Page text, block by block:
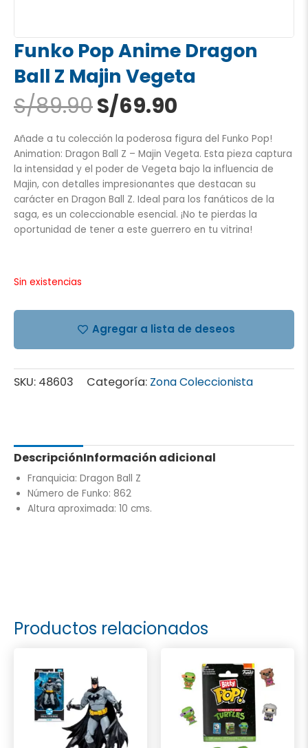
Funko Pop Anime Dragon
Ball Z Majin Vegeta
S/89.90El
precio
original
era:
S/89.90.
S/69.90
actual
es:
S/69.90.
Añade a tu colección la poderosa figura del Funko Pop!
Animation: Dragon Ball Z – Majin Vegeta. Esta pieza captura
la intensidad y el poder de Vegeta bajo la influencia de
Majin, con detalles impresionantes que destacan su
carácter en Dragon Ball Z. Ideal para los fanáticos de la
saga, es un coleccionable esencial. ¡No te pierdas la
oportunidad de tener a este guerrero en tu vitrina!
Sin existencias
Agregar a lista de deseos
SKU: 48603 Categoría: Zona Coleccionista
DescripciónInformación adicional
Franquicia: Dragon Ball Z
Número de Funko: 862
Altura aproximada: 10 cms.
Productos relacionados